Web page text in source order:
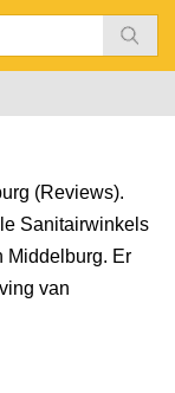
(Reviews).
Sanitairwinkels
Middelburg. Er
van